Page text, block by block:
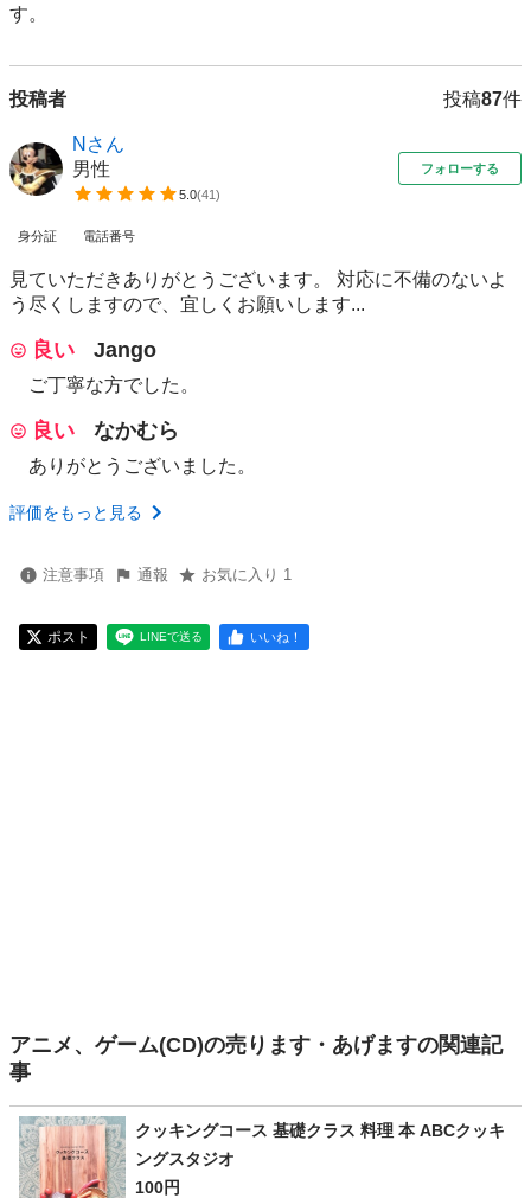
す。
投稿者 投稿87件
Nさん
男性
5.0(41)
フォローする
身分証 電話番号
見ていただきありがとうございます。 対応に不備のないよ
う尽くしますので、宜しくお願いします...
良い Jango
ご丁寧な方でした。
良い なかむら
ありがとうございました。
評価をもっと見る
注意事項 通報 お気に入り 1
ポスト LINEで送る いいね！
アニメ、ゲーム(CD)の売ります・あげますの関連記
事
クッキングコース 基礎クラス 料理 本 ABCクッキ
ングスタジオ
100円